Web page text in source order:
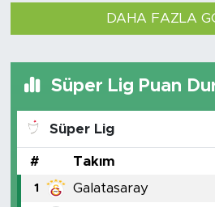
DAHA FAZLA
Süper Lig Puan
Süper Lig
# Takım
1 Galatasaray